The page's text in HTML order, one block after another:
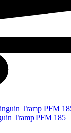
Tramp PFM 185